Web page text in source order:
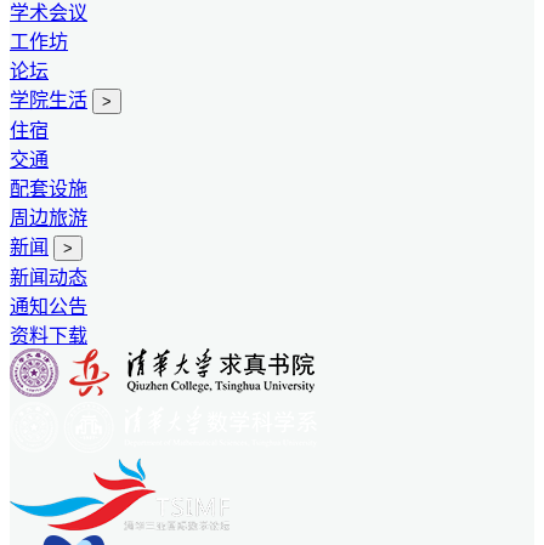
学术会议
工作坊
论坛
学院生活
>
住宿
交通
配套设施
周边旅游
新闻
>
新闻动态
通知公告
资料下载